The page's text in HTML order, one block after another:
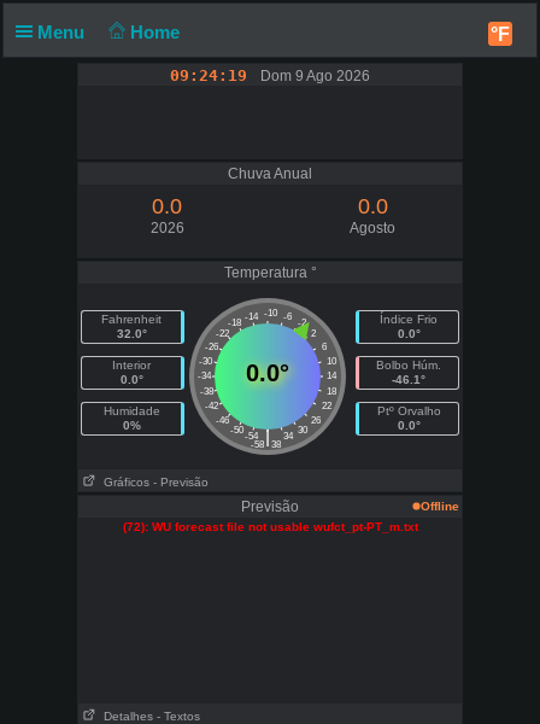
Menu Home °F
09:24:19 Dom 9 Ago 2026
Chuva Anual
0.0
2026
0.0
Agosto
Temperatura °
Fahrenheit
32.0°
Interior
0.0°
Humidade
0%
-10
-14 -6
-18
-2
-22
2
-26
6
-30
10
-34
14
-38
18
-42
22
-46
26
-50
30
-54 34
|
-58 38
0.0°
Índice Frio
0.0°
Bolbo Húm.
-46.1°
Ptº Orvalho
0.0°
Gráficos - Previsão
Previsão
Offline
(72): WU forecast file not usable wufct_pt-PT_m.txt
Detalhes - Textos